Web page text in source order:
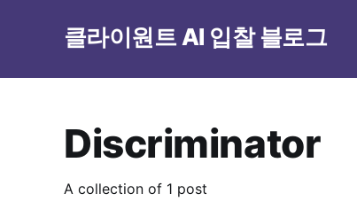
클라이원트 AI 입찰 블로그
Discriminator
A collection of 1 post